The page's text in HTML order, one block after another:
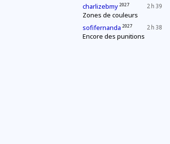
2 h 39
charlizebmy 2027
Zones de couleurs
2 h 38
sofifernanda 2027
Encore des punitions